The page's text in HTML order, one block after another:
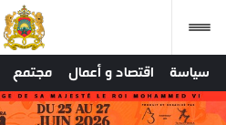
سياسة اقتصاد و أعمال مجتمع